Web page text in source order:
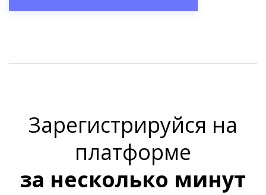
Зарегистрируйся на
платформе
за несколько минут